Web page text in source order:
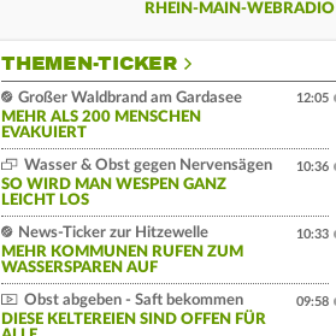
RHEIN-MAIN-WEBRADIO
THEMEN-TICKER
Großer Waldbrand am Gardasee
MEHR ALS 200 MENSCHEN
EVAKUIERT
12:05
Wasser & Obst gegen Nervensägen
SO WIRD MAN WESPEN GANZ
LEICHT LOS
10:36
News-Ticker zur Hitzewelle
MEHR KOMMUNEN RUFEN ZUM
WASSERSPAREN AUF
10:33
Obst abgeben - Saft bekommen
DIESE KELTEREIEN SIND OFFEN FÜR
09:58